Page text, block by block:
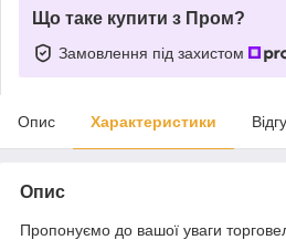
Що таке купити з Пром?
Замовлення під захистом
Опис Характеристики
Опис
Пропонуємо до вашої уваги